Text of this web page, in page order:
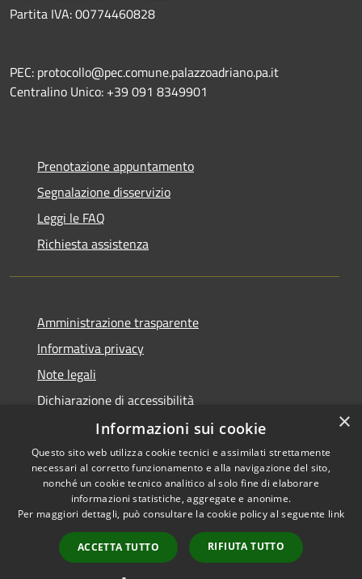
Partita IVA: 00774460828
PEC: protocollo@pec.comune.palazzoadriano.pa.it
Centralino Unico: +39 091 8349901
Prenotazione appuntamento
Segnalazione disservizio
Leggi le FAQ
Richiesta assistenza
Amministrazione trasparente
Informativa privacy
Note legali
Dichiarazione di accessibilità
Accessibilità
Privacy
Mappa del sito
Copyright © 2026 • Comune di
Palazzo Adriano • Powered by
Municipium•Accesso
redazione
×
Informazioni sui cookie
Questo sito web utilizza cookie tecnici e assimilati strettamente
necessari al corretto funzionamento e alla navigazione del sito,
nonché un cookie tecnico analitico al solo fine di elaborare
informazioni statistiche, aggregate e anonime.
Per maggiori dettagli, può consultare la cookie policy al seguente link
ACCETTA TUTTO RIFIUTA TUTTO